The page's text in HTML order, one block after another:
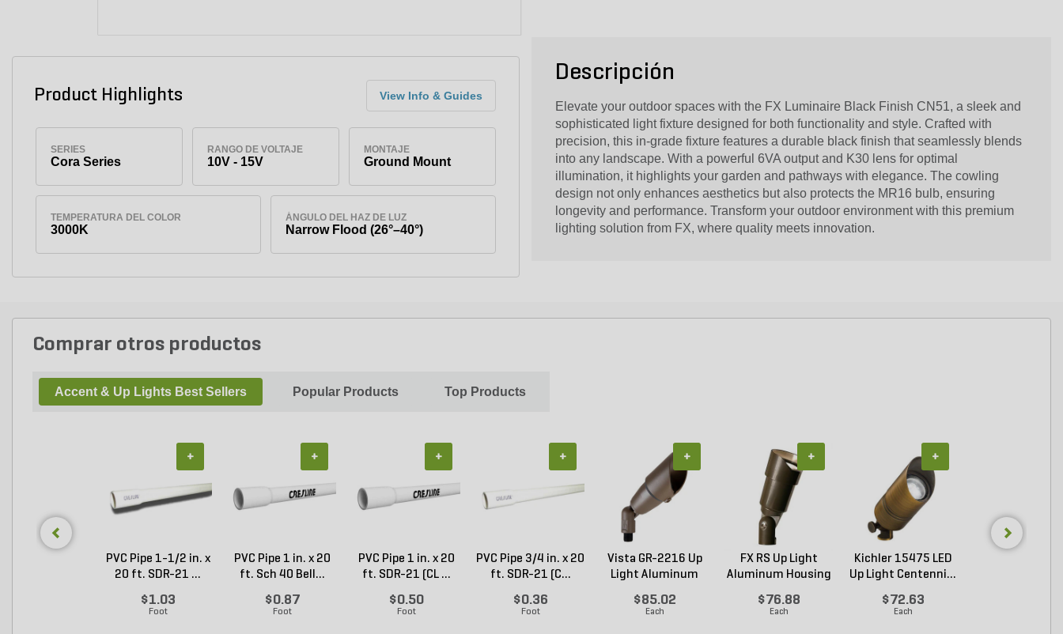
Product Highlights View Info & Guides
SERIES
Cora Series
RANGO DE VOLTAJE
10V - 15V
MONTAJE
Ground Mount
TEMPERATURA DEL COLOR
3000K
ÁNGULO DEL HAZ DE LUZ
Narrow Flood (26°–40°)
Descripción
Elevate your outdoor spaces with the FX Luminaire Black Finish CN51, a sleek and
sophisticated light fixture designed for both functionality and style. Crafted with
precision, this in-grade fixture features a durable black finish that seamlessly blends
into any landscape. With a powerful 6VA output and K30 lens for optimal
illumination, it highlights your garden and pathways with elegance. The cowling
design not only enhances aesthetics but also protects the MR16 bulb, ensuring
longevity and performance. Transform your outdoor environment with this premium
lighting solution from FX, where quality meets innovation.
Comprar otros productos
Accent & Up Lights Best Sellers Popular Products Top Products
PVC Pipe 1-1/2 in. x
20 ft. SDR-21 ...
$1.03
Foot
+
PVC Pipe 1 in. x 20
ft. Sch 40 Bell...
$0.87
Foot
+
PVC Pipe 1 in. x 20
ft. SDR-21 (CL ...
$0.50
Foot
+
PVC Pipe 3/4 in. x 20
ft. SDR-21 (C...
$0.36
Foot
+
Vista GR-2216 Up
Light Aluminum
$85.02
Each
+
FX RS Up Light
Aluminum Housing
$76.88
Each
+
Kichler 15475 LED
Up Light Centenni...
$72.63
Each
+